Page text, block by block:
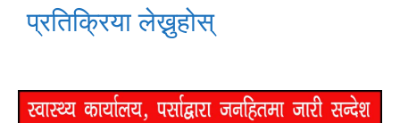
प्रतिक्रिया लेख्नुहोस्